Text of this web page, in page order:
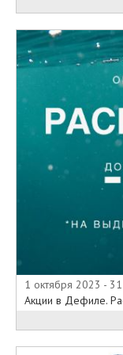
получить
консультацию
по выбору
расцветок, а
оформлении
и доставку
Официальный
магазин Села
для поиска
навигации,
Вы легко
одежды с
каждой модели
магазинах Села
Распродажа в
1 октября 2023 -
Акции в Дефиле.